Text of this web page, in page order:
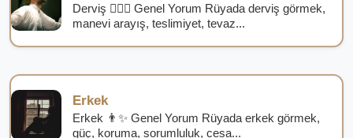
Derviş 🧙‍♂️✨ Genel Yorum Rüyada derviş görmek,
manevi arayış, teslimiyet, tevaz...
Erkek
Erkek 👨✨ Genel Yorum Rüyada erkek görmek,
güç, koruma, sorumluluk, cesa...